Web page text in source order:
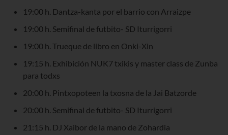
19:00 h. Dantza-kanta por el barrio con Arraizpe
19:00 h. Semifinal de futbito- SD Iturrigorri
19:00 h. Trueque de libro en Onki-Xin
19:15 h. Exhibición NUK7 txikis y master class de Zunba
para todxs
20:00 h. Pintxopoteen la txosna de la Jai Batzorde
20:00 h. Semifinal de futbito- SD Iturrigorri
21:15 h. DJ Xaibor de la mano de Zohardia